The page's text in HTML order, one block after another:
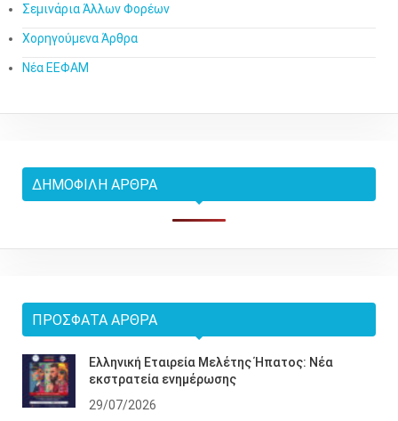
Σεμινάρια Άλλων Φορέων
Χορηγούμενα Άρθρα
Νέα ΕΕΦΑΜ
ΔΗΜΟΦΙΛΉ ΆΡΘΡΑ
ΠΡΌΣΦΑΤΑ ΆΡΘΡΑ
Ελληνική Εταιρεία Μελέτης Ήπατος: Νέα
εκστρατεία ενημέρωσης
29/07/2026